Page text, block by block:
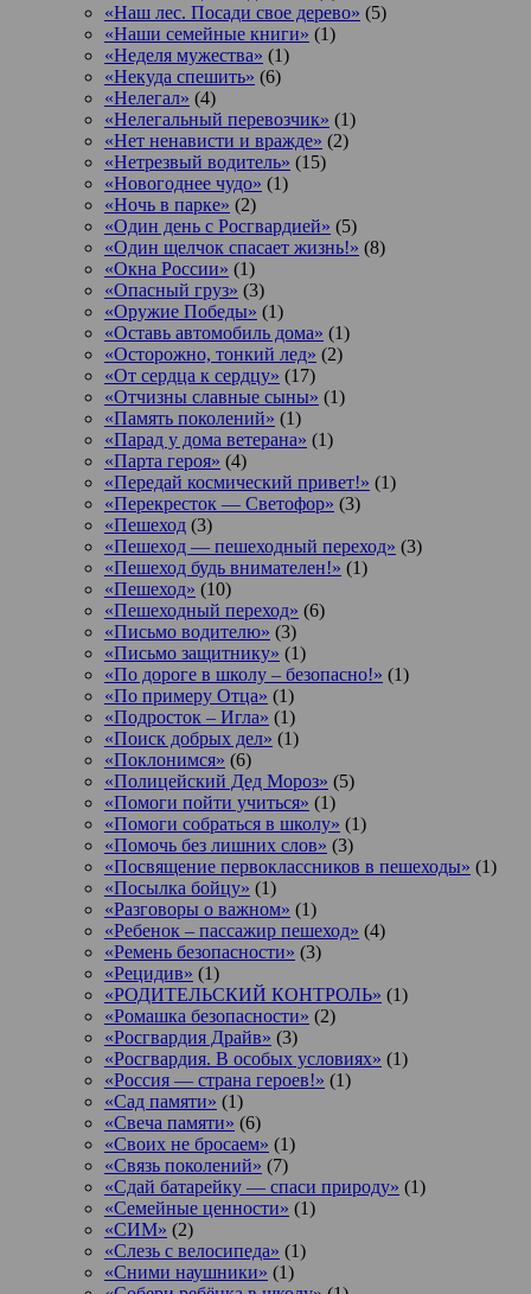
«Наш лес. Посади свое дерево» (5)
«Наши семейные книги» (1)
«Неделя мужества» (1)
«Некуда спешить» (6)
«Нелегал» (4)
«Нелегальный перевозчик» (1)
«Нет ненависти и вражде» (2)
«Нетрезвый водитель» (15)
«Новогоднее чудо» (1)
«Ночь в парке» (2)
«Один день с Росгвардией» (5)
«Один щелчок спасает жизнь!» (8)
«Окна России» (1)
«Опасный груз» (3)
«Оружие Победы» (1)
«Оставь автомобиль дома» (1)
«Осторожно, тонкий лед» (2)
«От сердца к сердцу» (17)
«Отчизны славные сыны» (1)
«Память поколений» (1)
«Парад у дома ветерана» (1)
«Парта героя» (4)
«Передай космический привет!» (1)
«Перекресток — Светофор» (3)
«Пешеход (3)
«Пешеход — пешеходный переход» (3)
«Пешеход будь внимателен!» (1)
«Пешеход» (10)
«Пешеходный переход» (6)
«Письмо водителю» (3)
«Письмо защитнику» (1)
«По дороге в школу – безопасно!» (1)
«По примеру Отца» (1)
«Подросток ‒ Игла» (1)
«Поиск добрых дел» (1)
«Поклонимся» (6)
«Полицейский Дед Мороз» (5)
«Помоги пойти учиться» (1)
«Помоги собраться в школу» (1)
«Помочь без лишних слов» (3)
«Посвящение первоклассников в пешеходы» (1)
«Посылка бойцу» (1)
«Разговоры о важном» (1)
«Ребенок – пассажир пешеход» (4)
«Ремень безопасности» (3)
«Рецидив» (1)
«РОДИТЕЛЬСКИЙ КОНТРОЛЬ» (1)
«Ромашка безопасности» (2)
«Росгвардия Драйв» (3)
«Росгвардия. В особых условиях» (1)
«Россия — страна героев!» (1)
«Сад памяти» (1)
«Свеча памяти» (6)
«Своих не бросаем» (1)
«Связь поколений» (7)
«Сдай батарейку — спаси природу» (1)
«Семейные ценности» (1)
«СИМ» (2)
«Слезь с велосипеда» (1)
«Сними наушники» (1)